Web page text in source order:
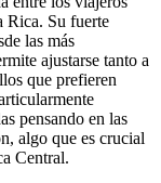
Rica. Su fuerte
las más
ajustarse tanto a
que prefieren
pensando en las
algo que es crucial
Central.